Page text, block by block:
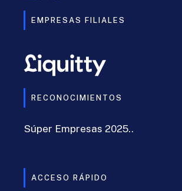
EMPRESAS FILIALES
RECONOCIMIENTOS
Súper Empresas 2025..
ACCESO RÁPIDO